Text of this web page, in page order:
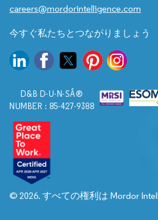
careers@mordorintelligence.com
今すぐ私たちとつながりましょう
D&B D-U-N-SÂ®
NUMBER : 85-427-9388
© 2026. すべての権利は Mordor